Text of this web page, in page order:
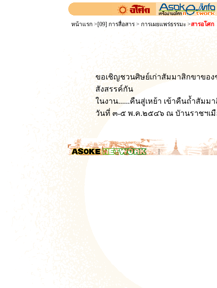
หน้าแรก >[09] การสื่อสาร > การเผยแพร่ธรรมะ >สารอโศก
ขอเชิญชวนศิษย์เก่าสัมมาสิกขาขอ
สังสรรค์กัน
ในงาน......คืนสู่เหย้า เข้าคืนถ้ำสัมม
วันที่ ๓-๕ พ.ค.๒๕๔๖ ณ บัานราชฯเมื
.|